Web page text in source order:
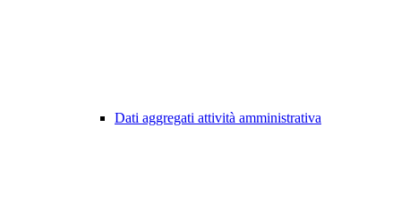
Dati aggregati attività amministrativa